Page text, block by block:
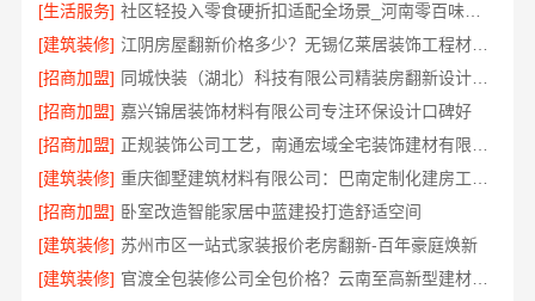
[生活服务]
社区轻投入零食硬折扣适配全场景_河南零百味供应链有限公司
[建筑装修]
江阴房屋翻新价格多少？无锡亿莱居装饰工程材料有限公司解答
[招商加盟]
同城快装（湖北）科技有限公司精装房翻新设计零增项
[招商加盟] 嘉兴锦居装饰材料有限公司专注环保设计口碑好
[招商加盟]
[建筑装修]
[招商加盟] 卧室改造智能家居中蓝建投打造舒适空间
[建筑装修] 苏州市区一站式家装报价老房翻新-百年豪庭焕新
[建筑装修]
官渡全包装修公司全包价格？云南至高新型建材有限公司